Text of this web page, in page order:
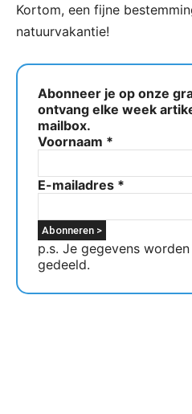
Kortom, een fijne
natuurvakantie!
Abonneer je op onze
ontvang elke week
mailbox.
Voornaam *
E-mailadres *
p.s. Je gegevens
gedeeld.